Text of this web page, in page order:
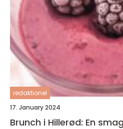
redaktionel
17. January 2024
Brunch i Hillerød: En